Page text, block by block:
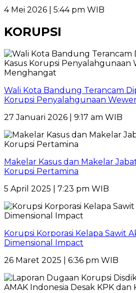
4 Mei 2026 | 5:44 pm WIB
KORUPSI
Wali Kota Bandung Terancam
Korupsi Penyalahgunaan
27 Januari 2026 | 9:17 am WIB
Makelar Kasus dan Makelar
Korupsi Pertamina
5 April 2025 | 7:23 pm WIB
Korupsi Korporasi Kelapa Sawit
Dimensional Impact
26 Maret 2025 | 6:36 pm WIB